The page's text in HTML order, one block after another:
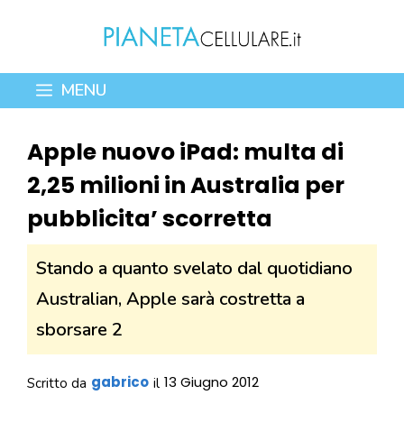
contenuto
MENU
Apple nuovo iPad: multa di
2,25 milioni in Australia per
pubblicita’ scorretta
Stando a quanto svelato dal quotidiano
Australian, Apple sarà costretta a
sborsare 2
Scritto da gabrico il 13 Giugno 2012